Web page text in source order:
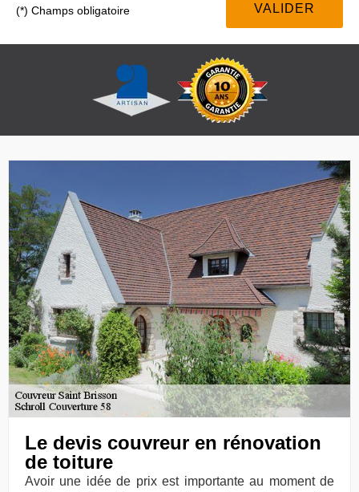
(*) Champs obligatoire
Le devis couvreur en rénovation
de toiture
Avoir une idée de prix est importante au moment de